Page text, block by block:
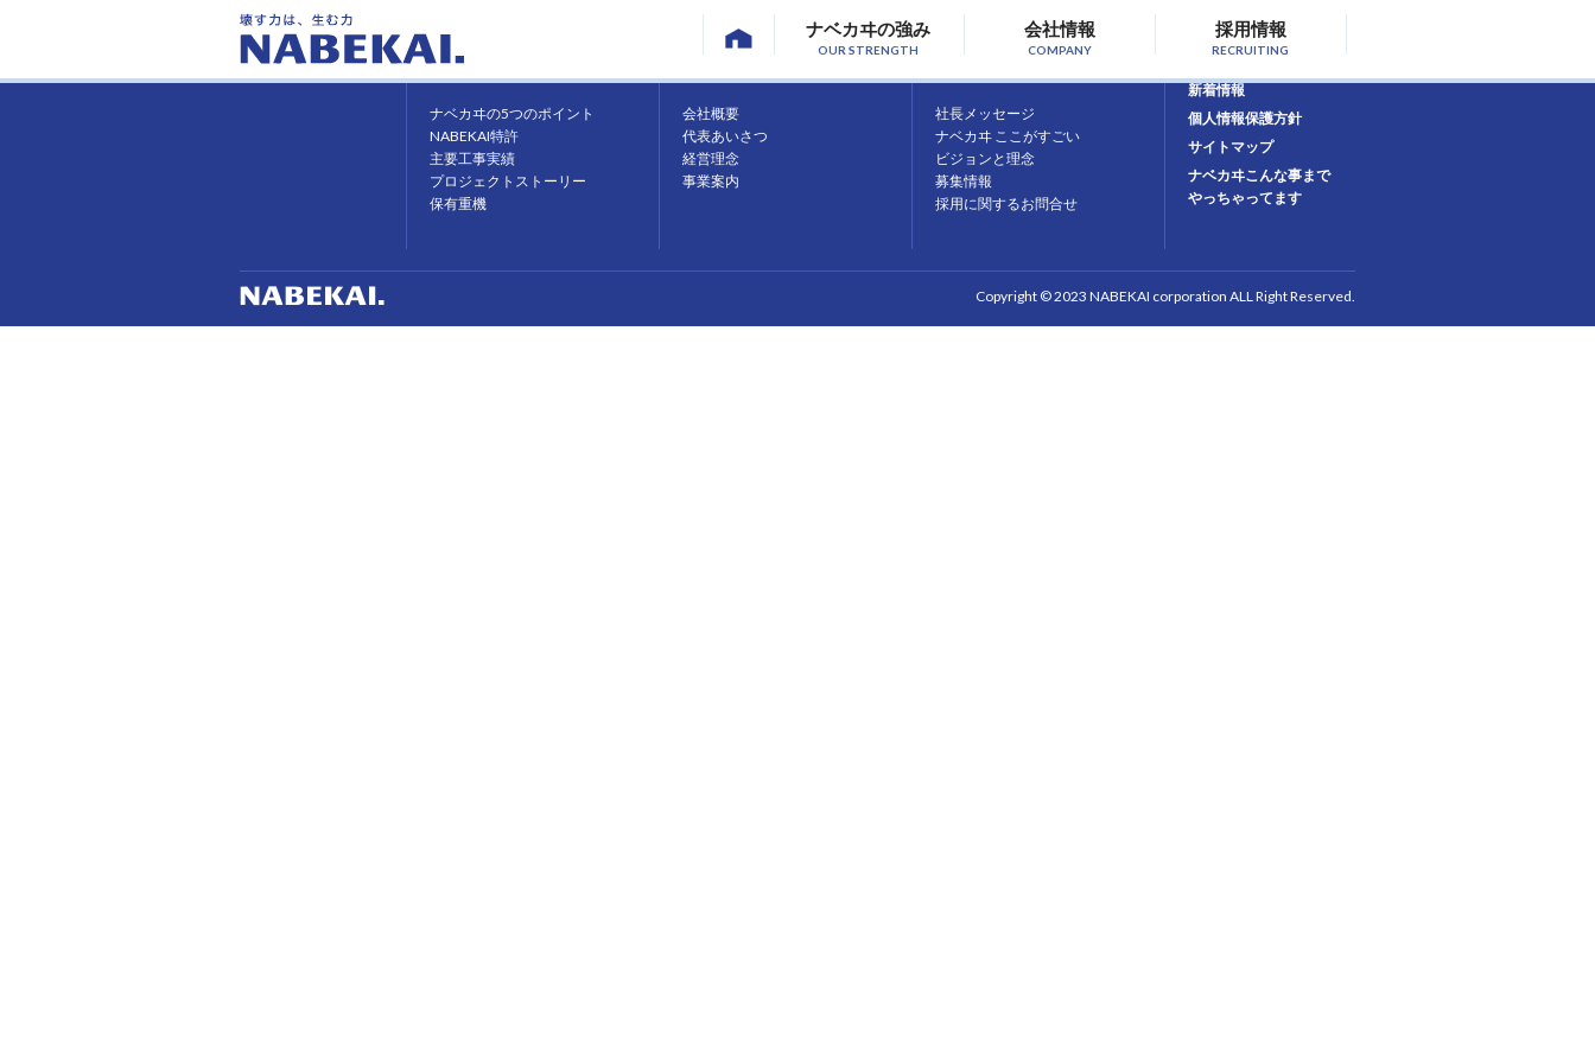
ナベカヰの強み
OUR STRENGTH
会社情報
COMPANY
採用情報
RECRUITING
ホーム ナベカヰの強み
ナベカヰの5つのポイント
NABEKAI特許
主要工事実績
プロジェクトストーリー
保有重機
会社概要
代表あいさつ
経営理念
事業案内
社長メッセージ
ナベカヰ ここがすごい
ビジョンと理念
募集情報
採用に関するお問合せ
新着情報
個人情報保護方針
サイトマップ
ナベカヰこんな事まで
やっちゃってます
Copyright © 2023 NABEKAI corporation ALL Right Reserved.